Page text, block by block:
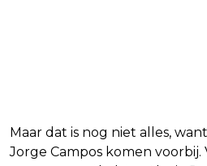
Maar dat is nog niet alles,
Jorge Campos komen voorbij.